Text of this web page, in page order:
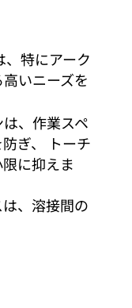
、特にアーク
いニーズを
、作業スペ
ぎ、 トーチ
に抑えま
、溶接間の